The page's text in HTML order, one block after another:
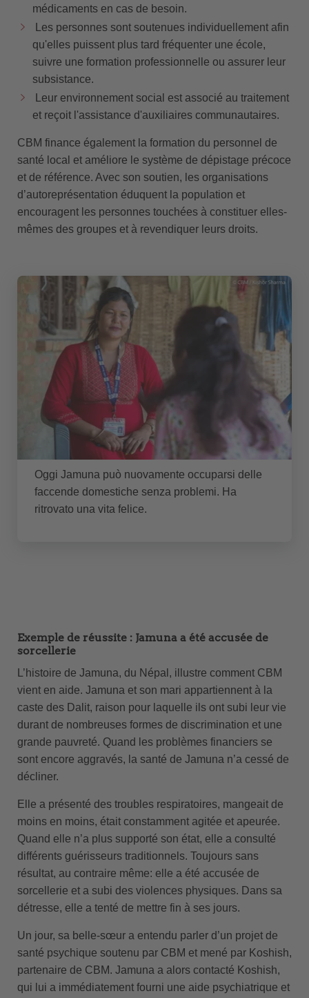
médicaments en cas de besoin.
Les personnes sont soutenues individuellement afin
qu'elles puissent plus tard fréquenter une école,
suivre une formation professionnelle ou assurer leur
subsistance.
Leur environnement social est associé au traitement
et reçoit l'assistance d'auxiliaires communautaires.
CBM finance également la formation du personnel de
santé local et améliore le système de dépistage précoce
et de référence. Avec son soutien, les organisations
d’autoreprésentation éduquent la population et
encouragent les personnes touchées à constituer elles-
mêmes des groupes et à revendiquer leurs droits.
Oggi Jamuna può nuovamente occuparsi delle
faccende domestiche senza problemi. Ha
ritrovato una vita felice.
Exemple de réussite : Jamuna a été accusée de
sorcellerie
L’histoire de Jamuna, du Népal, illustre comment CBM
vient en aide. Jamuna et son mari appartiennent à la
caste des Dalit, raison pour laquelle ils ont subi leur vie
durant de nombreuses formes de discrimination et une
grande pauvreté. Quand les problèmes financiers se
sont encore aggravés, la santé de Jamuna n’a cessé de
décliner.
Elle a présenté des troubles respiratoires, mangeait de
moins en moins, était constamment agitée et apeurée.
Quand elle n’a plus supporté son état, elle a consulté
différents guérisseurs traditionnels. Toujours sans
résultat, au contraire même: elle a été accusée de
sorcellerie et a subi des violences physiques. Dans sa
détresse, elle a tenté de mettre fin à ses jours.
Un jour, sa belle-sœur a entendu parler d’un projet de
santé psychique soutenu par CBM et mené par Koshish,
partenaire de CBM. Jamuna a alors contacté Koshish,
qui lui a immédiatement fourni une aide psychiatrique et